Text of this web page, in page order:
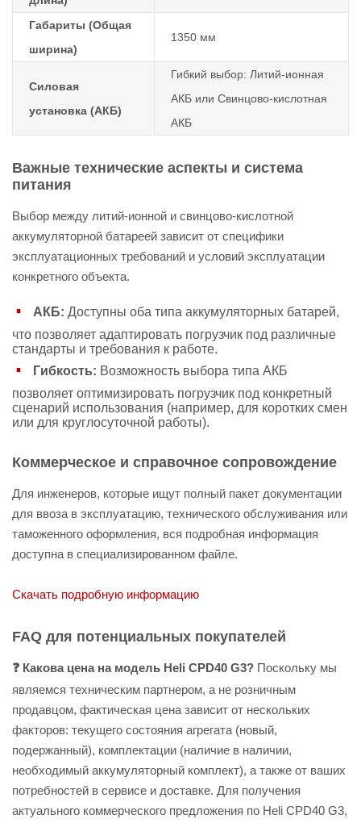
Габариты (Общая
ширина)
1350 мм
Силовая
установка (АКБ)
Гибкий выбор: Литий-ионная
АКБ или Свинцово-кислотная
АКБ
Важные технические аспекты и система
питания
Выбор между литий-ионной и свинцово-кислотной
аккумуляторной батареей зависит от специфики
эксплуатационных требований и условий эксплуатации
конкретного объекта.
АКБ: Доступны оба типа аккумуляторных батарей,
что позволяет адаптировать погрузчик под различные
стандарты и требования к работе.
Гибкость: Возможность выбора типа АКБ
позволяет оптимизировать погрузчик под конкретный
сценарий использования (например, для коротких смен
или для круглосуточной работы).
Коммерческое и справочное сопровождение
Для инженеров, которые ищут полный пакет документации
для ввоза в эксплуатацию, технического обслуживания или
таможенного оформления, вся подробная информация
доступна в специализированном файле.
Скачать подробную информацию
FAQ для потенциальных покупателей
❓ Какова цена на модель Heli CPD40 G3? Поскольку мы
являемся техническим партнером, а не розничным
продавцом, фактическая цена зависит от нескольких
факторов: текущего состояния агрегата (новый,
подержанный), комплектации (наличие в наличии,
необходимый аккумуляторный комплект), а также от ваших
потребностей в сервисе и доставке. Для получения
актуального коммерческого предложения по Heli CPD40 G3,